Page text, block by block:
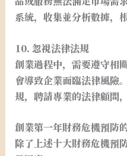
系統，收集並分析數據，
10. 忽視法律法規
創業過程中，需要遵守相
會導致企業面臨法律風險
規，聘請專業的法律顧問
創業第一年財務危機預防
除了上述十大財務危機預